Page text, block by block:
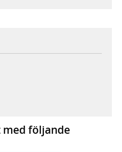
flik, extern webbplats,
webbplats,
flik, extern webbplats,
postklient,
följande